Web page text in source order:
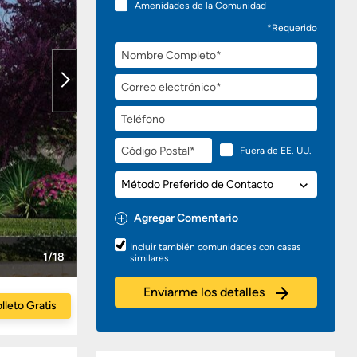
Amenidades de la Comunidad
*Requerido
Nombre
Completo
Correo
electrónico
Teléfono
Código
Postal
Fuera de EE. UU.
Método
Preferido
de
Contacto
Agregar Comentario
Preguntas
o
Comentarios
Incluir también comunidades con casas
similares
Enviarme los detalles
1/18
Gratis